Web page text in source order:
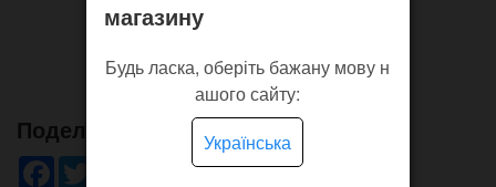
Поделись!
Facebook WhatsApp
ViberPinterestTelegram
магазину
Будь ласка, оберіть бажану мову н
ашого сайту:
Українська